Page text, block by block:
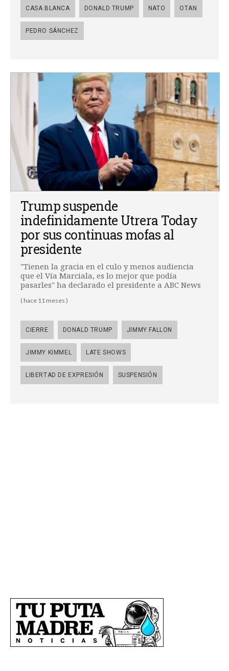
CASA BLANCA DONALD TRUMP NATO OTAN
PEDRO SÁNCHEZ
Trump suspende
indefinidamente Utrera Today
por sus continuas mofas al
presidente
"Tienen la gracia en el culo y menos audiencia
que el Vía Marciala, es lo mejor que podía
pasarles" ha declarado el presidente a ABC News
( hace 11 meses )
CIERRE DONALD TRUMP JIMMY FALLON
JIMMY KIMMEL LATE SHOWS
LIBERTAD DE EXPRESIÓN SUSPENSIÓN